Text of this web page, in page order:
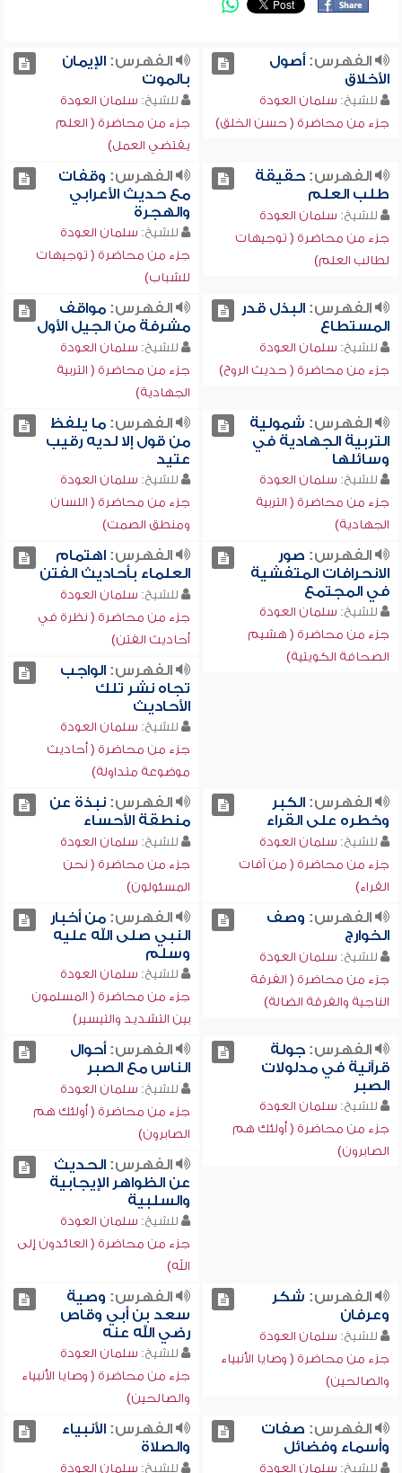
الفهرس:أصول
الأخلاق
للشيخ: سلمان العودة
جزء من محاضرة ( حسن الخلق)
الفهرس:الإيمان
بالموت
للشيخ: سلمان العودة
جزء من محاضرة ( العلم
يقتضي العمل)
الفهرس:حقيقة
طلب العلم
للشيخ: سلمان العودة
جزء من محاضرة ( توجيهات
لطالب العلم)
الفهرس: وقفات
مع حديث الأعرابي
والهجرة
للشيخ: سلمان العودة
جزء من محاضرة ( توجيهات
للشباب)
الفهرس:البذل قدر
المستطاع
للشيخ: سلمان العودة
جزء من محاضرة ( حديث الروح)
الفهرس:مواقف
مشرفة من الجيل الأول
للشيخ: سلمان العودة
جزء من محاضرة ( التربية
الجهادية)
الفهرس: شمولية
التربية الجهادية في
وسائلها
للشيخ: سلمان العودة
جزء من محاضرة ( التربية
الجهادية)
الفهرس:ما يلفظ
من قول إلا لديه رقيب
عتيد
للشيخ: سلمان العودة
جزء من محاضرة ( اللسان
ومنطق الصمت)
الفهرس: صور
الانحرافات المتفشية
في المجتمع
للشيخ: سلمان العودة
جزء من محاضرة ( هشيم
الصحافة الكويتية)
الفهرس:اهتمام
العلماء بأحاديث الفتن
للشيخ: سلمان العودة
جزء من محاضرة ( نظرة في
أحاديث الفتن)
الفهرس:الواجب
تجاه نشر تلك
الأحاديث
للشيخ: سلمان العودة
جزء من محاضرة ( أحاديث
موضوعة متداولة)
الفهرس:الكبر
وخطره على القراء
للشيخ: سلمان العودة
جزء من محاضرة ( من آفات
القراء)
الفهرس:نبذة عن
منطقة الأحساء
للشيخ: سلمان العودة
جزء من محاضرة ( نحن
المسئولون)
الفهرس: وصف
الخوارج
للشيخ: سلمان العودة
جزء من محاضرة ( الفرقة
الناجية والفرقة الضالة)
الفهرس:من أخبار
النبي صلى الله عليه
وسلم
للشيخ: سلمان العودة
جزء من محاضرة ( المسلمون
بين التشديد والتيسير)
الفهرس:جولة
قرآنية في مدلولات
الصبر
للشيخ: سلمان العودة
جزء من محاضرة ( أولئك هم
الصابرون)
الفهرس:أحوال
الناس مع الصبر
للشيخ: سلمان العودة
جزء من محاضرة ( أولئك هم
الصابرون)
الفهرس:الحديث
عن الظواهر الإيجابية
والسلبية
للشيخ: سلمان العودة
جزء من محاضرة ( العائدون إلى
الله)
الفهرس: شكر
وعرفان
للشيخ: سلمان العودة
جزء من محاضرة ( وصايا الأنبياء
والصالحين)
الفهرس: وصية
سعد بن أبي وقاص
رضي الله عنه
للشيخ: سلمان العودة
جزء من محاضرة ( وصايا الأنبياء
والصالحين)
الفهرس: صفات
وأسماء وفضائل
للشيخ: سلمان العودة
الفهرس:الأنبياء
والصلاة
للشيخ: سلمان العودة